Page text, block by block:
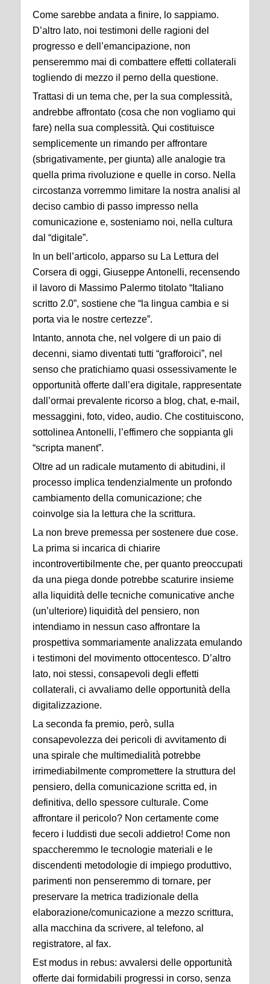
Come sarebbe andata a finire, lo sappiamo.
D’altro lato, noi testimoni delle ragioni del
progresso e dell’emancipazione, non
penseremmo mai di combattere effetti collaterali
togliendo di mezzo il perno della questione.
Trattasi di un tema che, per la sua complessità,
andrebbe affrontato (cosa che non vogliamo qui
fare) nella sua complessità. Qui costituisce
semplicemente un rimando per affrontare
(sbrigativamente, per giunta) alle analogie tra
quella prima rivoluzione e quelle in corso. Nella
circostanza vorremmo limitare la nostra analisi al
deciso cambio di passo impresso nella
comunicazione e, sosteniamo noi, nella cultura
dal “digitale”.
In un bell’articolo, apparso su La Lettura del
Corsera di oggi, Giuseppe Antonelli, recensendo
il lavoro di Massimo Palermo titolato “Italiano
scritto 2.0”, sostiene che “la lingua cambia e si
porta via le nostre certezze”.
Intanto, annota che, nel volgere di un paio di
decenni, siamo diventati tutti “grafforoici”, nel
senso che pratichiamo quasi ossessivamente le
opportunità offerte dall’era digitale, rappresentate
dall’ormai prevalente ricorso a blog, chat, e-mail,
messaggini, foto, video, audio. Che costituiscono,
sottolinea Antonelli, l’effimero che soppianta gli
“scripta manent”.
Oltre ad un radicale mutamento di abitudini, il
processo implica tendenzialmente un profondo
cambiamento della comunicazione; che
coinvolge sia la lettura che la scrittura.
La non breve premessa per sostenere due cose.
La prima si incarica di chiarire
incontrovertibilmente che, per quanto preoccupati
da una piega donde potrebbe scaturire insieme
alla liquidità delle tecniche comunicative anche
(un’ulteriore) liquidità del pensiero, non
intendiamo in nessun caso affrontare la
prospettiva sommariamente analizzata emulando
i testimoni del movimento ottocentesco. D’altro
lato, noi stessi, consapevoli degli effetti
collaterali, ci avvaliamo delle opportunità della
digitalizzazione.
La seconda fa premio, però, sulla
consapevolezza dei pericoli di avvitamento di
una spirale che multimedialità potrebbe
irrimediabilmente compromettere la struttura del
pensiero, della comunicazione scritta ed, in
definitiva, dello spessore culturale. Come
affrontare il pericolo? Non certamente come
fecero i luddisti due secoli addietro! Come non
spaccheremmo le tecnologie materiali e le
discendenti metodologie di impiego produttivo,
parimenti non penseremmo di tornare, per
preservare la metrica tradizionale della
elaborazione/comunicazione a mezzo scrittura,
alla macchina da scrivere, al telefono, al
registratore, al fax.
Est modus in rebus: avvalersi delle opportunità
offerte dai formidabili progressi in corso, senza